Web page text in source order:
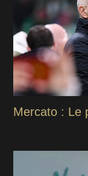
Mercato : Le